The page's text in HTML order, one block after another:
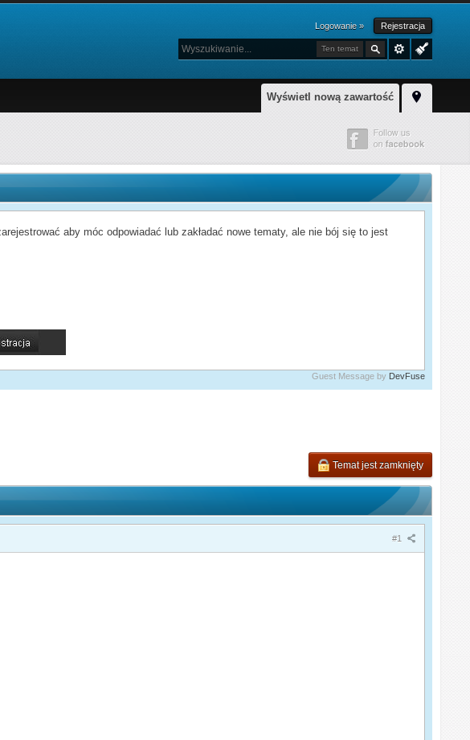
Logowanie » Rejestracja
Ten temat
Wyświetl nową zawartość
aby móc odpowiadać lub zakładać nowe tematy, ale nie bój się to jest
Guest Message by DevFuse
Temat jest zamknięty
#1